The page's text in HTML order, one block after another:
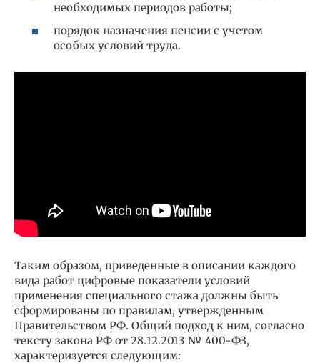
необходимых периодов работы;
порядок назначения пенсии с учетом
особых условий труда.
Таким образом, приведенные в описании каждого
вида работ цифровые показатели условий
применения специального стажа должны быть
сформированы по правилам, утвержденным
Правительством РФ. Общий подход к ним, согласно
тексту закона РФ от 28.12.2013 № 400-ФЗ,
характеризуется следующим: